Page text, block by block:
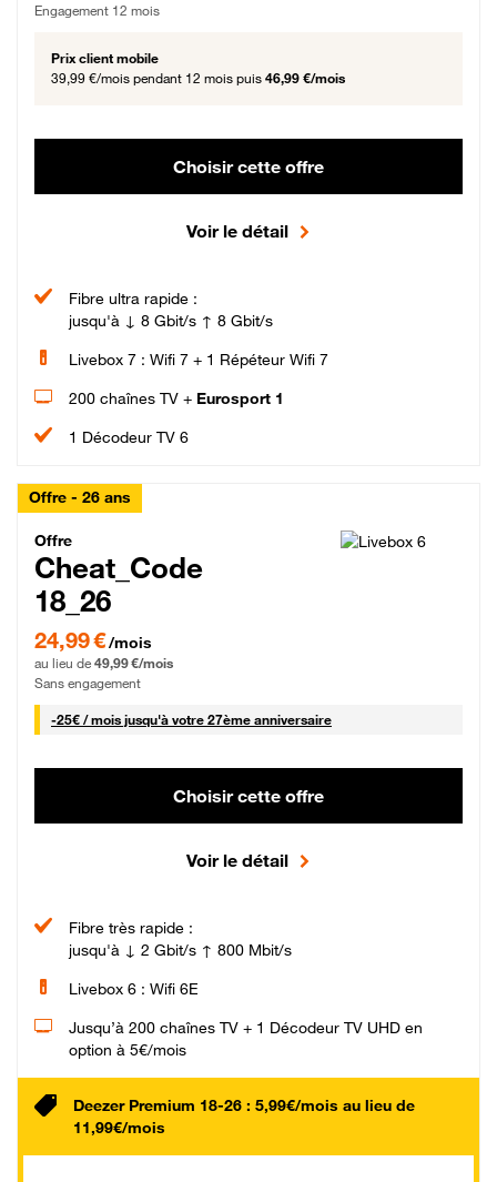
Engagement 12 mois
Prix client mobile
39,99 €/mois pendant 12 mois puis 46,99 €/mois
Choisir cette offre
Voir le détail
Fibre ultra rapide :
jusqu'à ↓ 8 Gbit/s ↑ 8 Gbit/s
Livebox 7 : Wifi 7 + 1 Répéteur Wifi 7
200 chaînes TV + Eurosport 1
1 Décodeur TV 6
Offre - 26 ans
Cheat_Code Fibre_18_26
Offre
Cheat_Code
18_26
24,99 €/mois
au lieu de 49,99 €/mois
Sans engagement
-25€ / mois25 € par mois
jusqu'à votre 27ème anniversaire
Choisir cette offre
Voir le détail
Fibre très rapide :
jusqu'à ↓ 2 Gbit/s ↑ 800 Mbit/s
Livebox 6 : Wifi 6E
Jusqu’à 200 chaînes TV + 1 Décodeur TV UHD en
option à 5€/mois
Deezer Premium 18-26 : 5,99€/mois au lieu de
11,99€/mois